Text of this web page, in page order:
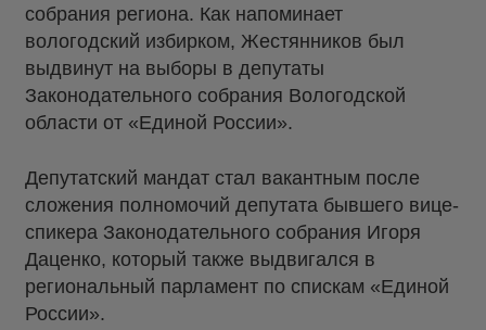
собрания региона. Как напоминает
вологодский избирком, Жестянников был
выдвинут на выборы в депутаты
Законодательного собрания Вологодской
области от «Единой России».
Депутатский мандат стал вакантным после
сложения полномочий депутата бывшего вице-
спикера Законодательного собрания Игоря
Даценко, который также выдвигался в
региональный парламент по спискам «Единой
России».